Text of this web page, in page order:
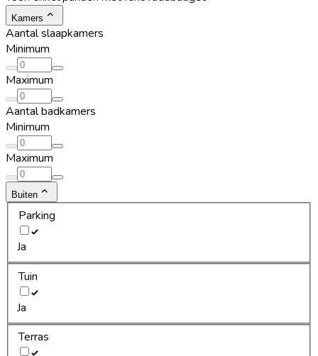
Kamers
Aantal slaapkamers
Minimum
Maximum
Aantal badkamers
Minimum
Maximum
Buiten
Parking
Ja
Tuin
Ja
Terras